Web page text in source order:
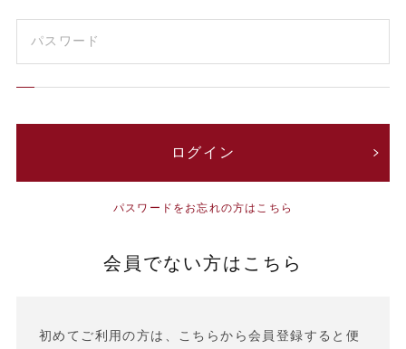
パスワードをお忘れの方はこちら
会員でない方はこちら
初めてご利用の方は、こちらから会員登録すると便